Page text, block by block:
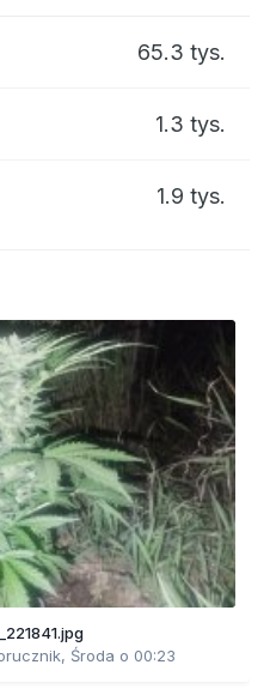
65.3 tys.
1.3 tys.
1.9 tys.
, Środa o 00:23